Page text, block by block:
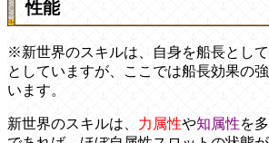
性能
※新世界のスキルは、自身を船長とし
としていますが、ここでは船長効果の
います。
新世界のスキルは、 力属性や知属性を